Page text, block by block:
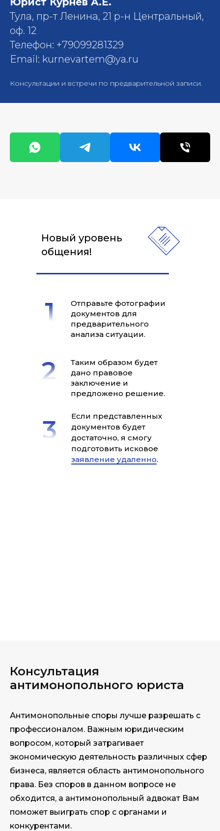
Тула, пр-т Ленина, 21 р-н Центральный,
оф. 12
Телефон: +79099281329
Email: kurnevartem@ya.ru
Консультации и встречи по предварительной записи.
Новый уровень
общения!
Отправьте фотографии
документов для
предварительного
анализа ситуации.
Таким образом будет
дано правовое
заключение и
предложено решение.
Если представленных
документов будет
достаточно, я смогу
подготовить исковое
заявление удаленно.
Консультация
антимонопольного юриста
Антимонопольные споры лучше разрешать с
профессионалом. Важным юридическим
вопросом, который затрагивает
экономическую деятельность различных сфер
бизнеса, является область антимонопольного
права. Без споров в данном вопросе не
обходится, а антимонопольный адвокат Вам
поможет выиграть спор с органами и
конкурентами.